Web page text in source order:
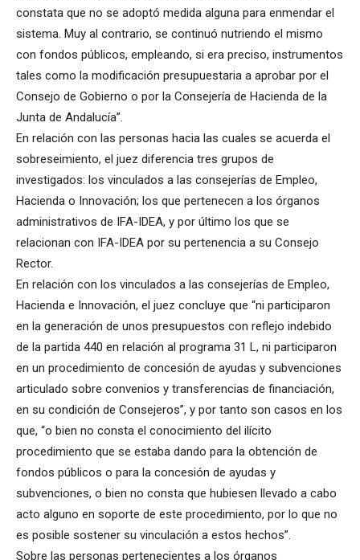
constata que no se adoptó medida alguna para enmendar el
sistema. Muy al contrario, se continuó nutriendo el mismo
con fondos públicos, empleando, si era preciso, instrumentos
tales como la modificación presupuestaria a aprobar por el
Consejo de Gobierno o por la Consejería de Hacienda de la
Junta de Andalucía”.
En relación con las personas hacia las cuales se acuerda el
sobreseimiento, el juez diferencia tres grupos de
investigados: los vinculados a las consejerías de Empleo,
Hacienda o Innovación; los que pertenecen a los órganos
administrativos de IFA-IDEA, y por último los que se
relacionan con IFA-IDEA por su pertenencia a su Consejo
Rector.
En relación con los vinculados a las consejerías de Empleo,
Hacienda e Innovación, el juez concluye que “ni participaron
en la generación de unos presupuestos con reflejo indebido
de la partida 440 en relación al programa 31 L, ni participaron
en un procedimiento de concesión de ayudas y subvenciones
articulado sobre convenios y transferencias de financiación,
en su condición de Consejeros”, y por tanto son casos en los
que, “o bien no consta el conocimiento del ilícito
procedimiento que se estaba dando para la obtención de
fondos públicos o para la concesión de ayudas y
subvenciones, o bien no consta que hubiesen llevado a cabo
acto alguno en soporte de este procedimiento, por lo que no
es posible sostener su vinculación a estos hechos”.
Sobre las personas pertenecientes a los órganos